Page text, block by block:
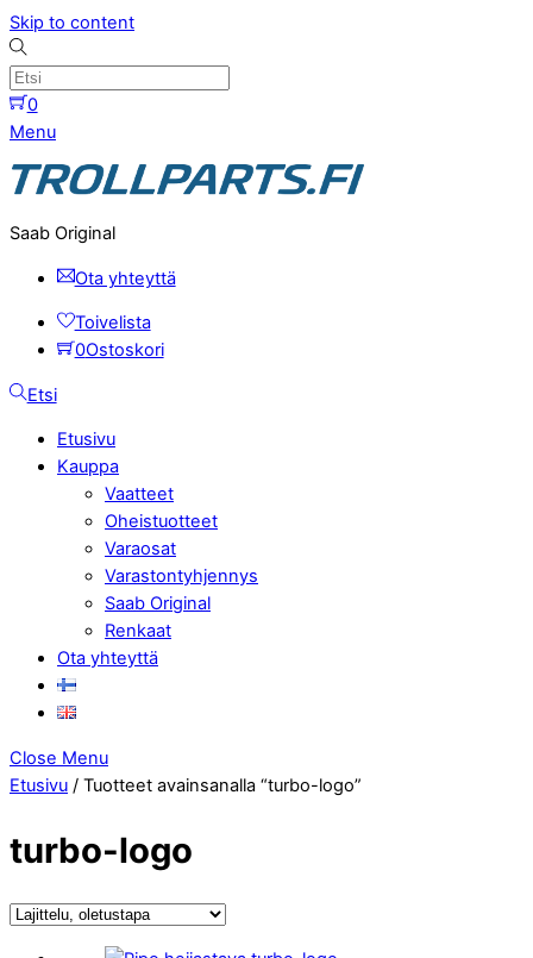
Skip to content
0
Menu
Saab Original
Ota yhteyttä
Toivelista
0Ostoskori
Etsi
Etusivu
Kauppa
Vaatteet
Oheistuotteet
Varaosat
Varastontyhjennys
Saab Original
Renkaat
Ota yhteyttä
Close Menu
Etusivu / Tuotteet avainsanalla “turbo-logo”
turbo-logo